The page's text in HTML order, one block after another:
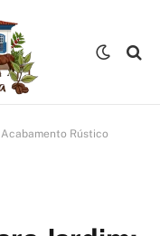
Rústico